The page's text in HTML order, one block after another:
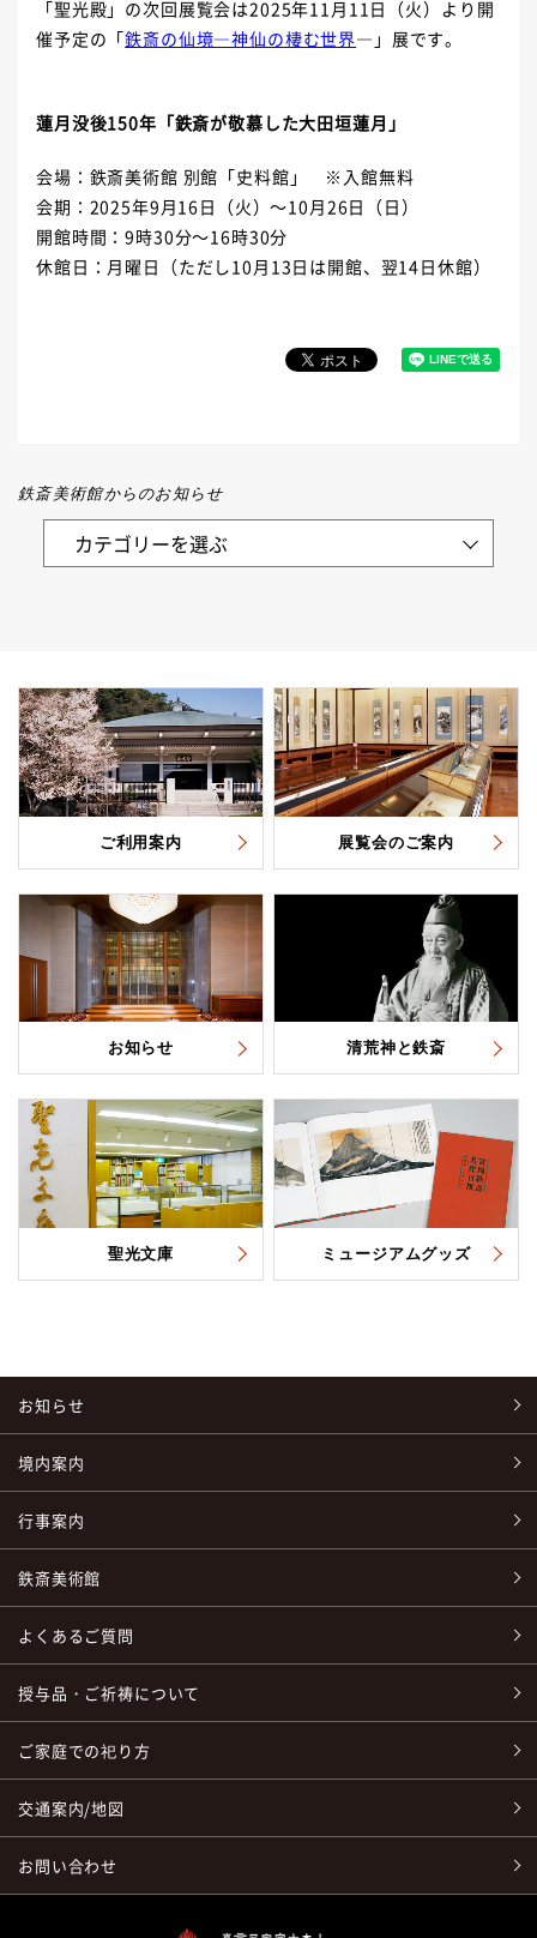
「聖光殿」の次回展覧会は2025年11月11日（火）より開
催予定の「鉄斎の仙境―神仙の棲む世界―」展です。
蓮月没後150年「鉄斎が敬慕した大田垣蓮月」
会場：鉄斎美術館 別館「史料館」 ※入館無料
会期：2025年9月16日（火）～10月26日（日）
開館時間：9時30分～16時30分
休館日：月曜日（ただし10月13日は開館、翌14日休館）
鉄斎美術館からのお知らせ
ご利用案内 展覧会のご案内
お知らせ 清荒神と鉄斎
聖光文庫 ミュージアムグッズ
お知らせ
境内案内
行事案内
鉄斎美術館
よくあるご質問
授与品・ご祈祷について
ご家庭での祀り方
交通案内/地図
お問い合わせ